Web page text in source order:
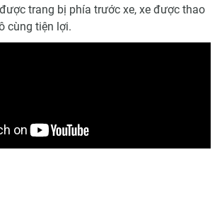
trang bị phía trước xe, xe được thao
cùng tiện lợi.